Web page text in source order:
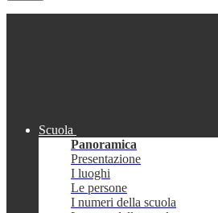
Scuola
Panoramica
Presentazione
I luoghi
Le persone
I numeri della scuola